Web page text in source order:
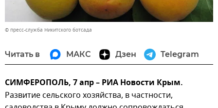
© пресс-служба Никитского ботсада
Читать в МАКС Дзен Telegram
СИМФЕРОПОЛЬ, 7 апр – РИА Новости Крым.
Развитие сельского хозяйства, в частности,